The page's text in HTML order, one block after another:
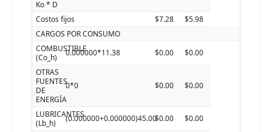
Ko * D
Costos fijos $7.28
$5.98
CARGOS POR CONSUMO
COMBUSTIBLE
(Co_h)
0.000000*11.38 $0.00
$0.00
OTRAS
FUENTES
DE
ENERGÍA
0*0 $0.00 $0.00
LUBRICANTES
(Lb_h)
(0.000000+0.000000)45.00$0.00
$0.00